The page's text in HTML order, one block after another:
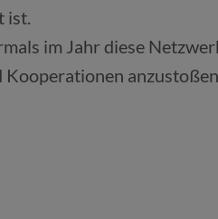
ist.
im Jahr diese
Kooperationen